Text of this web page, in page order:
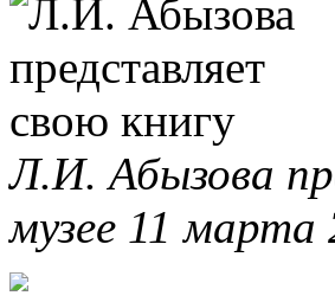
Л.И. Абызова
музее 11 марта